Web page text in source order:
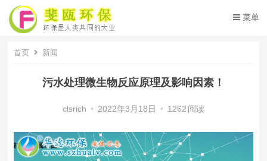
菜单
首页 新闻
污水处理微生物反应原理及影响因素！
clsrich • 2022年3月18日 • 1262 阅读